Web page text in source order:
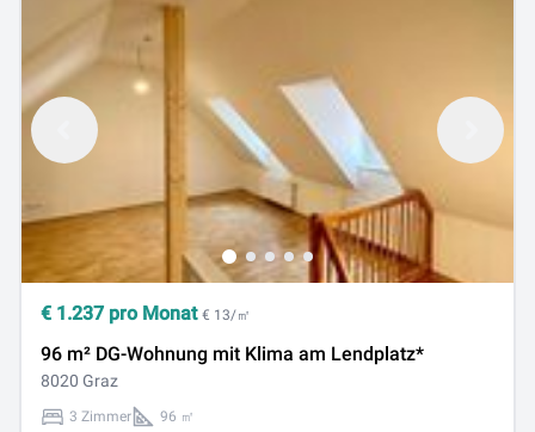
€ 1.237 pro Monat € 13/㎡
96 m² DG-Wohnung mit Klima am Lendplatz*
8020 Graz
3 Zimmer 96 ㎡